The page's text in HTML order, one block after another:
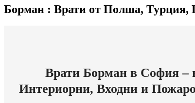
Борман : Врати от Полша, Турция,
Врати Борман в София –
Интериорни, Входни и